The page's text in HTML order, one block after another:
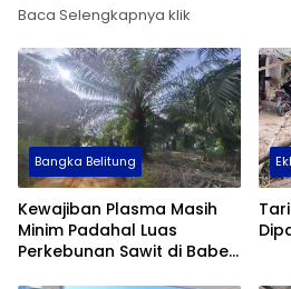
Baca Selengkapnya klik
Bangka Belitung
Kewajiban Plasma Masih
Minim Padahal Luas
Perkebunan Sawit di Babel